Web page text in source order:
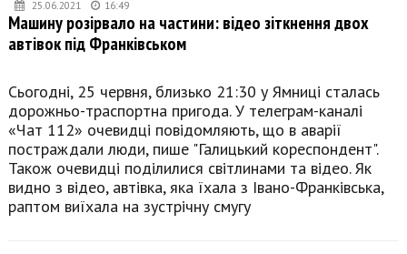
25.06.2021 16:49
Машину розірвало на частини: відео зіткнення двох
автівок під Франківськом
Сьогодні, 25 червня, близько 21:30 у Ямниці сталась
дорожньо-траспортна пригода. У телеграм-каналі
«Чат 112» очевидці повідомляють, що в аварії
постраждали люди, пише "Галицький кореспондент".
Також очевидці поділилися світлинами та відео. Як
видно з відео, автівка, яка їхала з Івано-Франківська,
раптом виїхала на зустрічну смугу